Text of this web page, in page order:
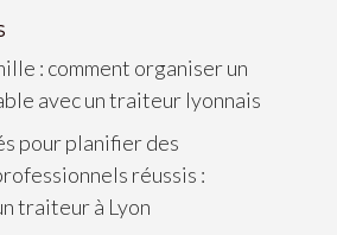
: comment organiser un
avec un traiteur lyonnais
pour planifier des
réussis :
traiteur à Lyon